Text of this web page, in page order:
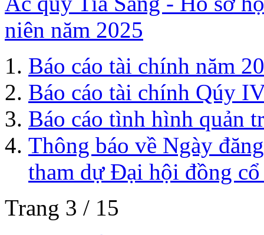
niên năm 2025
Báo cáo tài chính năm
Báo cáo tài chính Qúy
Báo cáo tình hình quản
Thông báo về Ngày
tham dự Đại hội đồng
Trang 3 / 15